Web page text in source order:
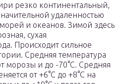
резко континентальный,
удаленностью
и океанов. Зимой здесь
сухая
Происходит сильное
Средняя температура
морозы и до -70°С. Средняя
от +6°С до +8°С на